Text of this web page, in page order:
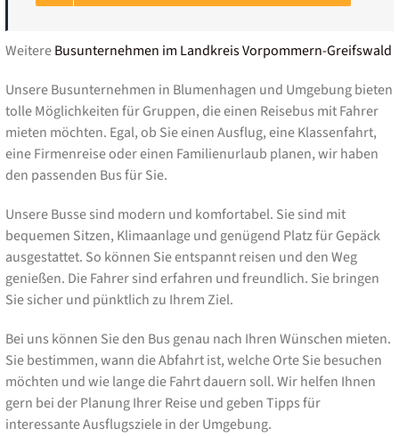
WeitereBusunternehmen im Landkreis Vorpommern-Greifswald
Unsere Busunternehmen in Blumenhagen und Umgebung bieten
tolle Möglichkeiten für Gruppen, die einen Reisebus mit Fahrer
mieten möchten. Egal, ob Sie einen Ausflug, eine Klassenfahrt,
eine Firmenreise oder einen Familienurlaub planen, wir haben
den passenden Bus für Sie.
Unsere Busse sind modern und komfortabel. Sie sind mit
bequemen Sitzen, Klimaanlage und genügend Platz für Gepäck
ausgestattet. So können Sie entspannt reisen und den Weg
genießen. Die Fahrer sind erfahren und freundlich. Sie bringen
Sie sicher und pünktlich zu Ihrem Ziel.
Bei uns können Sie den Bus genau nach Ihren Wünschen mieten.
Sie bestimmen, wann die Abfahrt ist, welche Orte Sie besuchen
möchten und wie lange die Fahrt dauern soll. Wir helfen Ihnen
gern bei der Planung Ihrer Reise und geben Tipps für
interessante Ausflugsziele in der Umgebung.